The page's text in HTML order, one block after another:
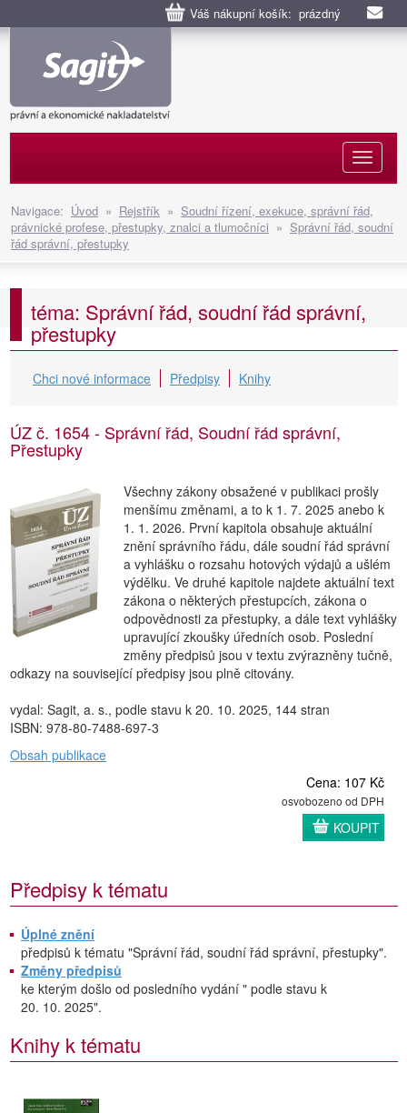
Váš nákupní košík: prázdný
Navigace: Úvod » Rejstřík » Soudní řízení, exekuce, správní řád,
právnické profese, přestupky, znalci a tlumočníci » Správní řád, soudní
řád správní, přestupky
téma: Správní řád, soudní řád správní,
přestupky
Chci nové informace Předpisy Knihy
ÚZ č. 1654 - Správní řád, Soudní řád správní,
Přestupky
Všechny zákony obsažené v publikaci prošly
menšímu změnami, a to k 1. 7. 2025 anebo k
1. 1. 2026. První kapitola obsahuje aktuální
znění správního řádu, dále soudní řád správní
a vyhlášku o rozsahu hotových výdajů a ušlém
výdělku. Ve druhé kapitole najdete aktuální text
zákona o některých přestupcích, zákona o
odpovědnosti za přestupky, a dále text vyhlášky
upravující zkoušky úředních osob. Poslední
změny předpisů jsou v textu zvýrazněny tučně,
odkazy na související předpisy jsou plně citovány.
vydal: Sagit, a. s., podle stavu k 20. 10. 2025, 144 stran
ISBN: 978-80-7488-697-3
Obsah publikace
Cena: 107 Kč
osvobozeno od DPH
KOUPIT
Předpisy k tématu
Úplné znění
předpisů k tématu "Správní řád, soudní řád správní, přestupky".
Změny předpisů
ke kterým došlo od posledního vydání " podle stavu k
20. 10. 2025".
Knihy k tématu